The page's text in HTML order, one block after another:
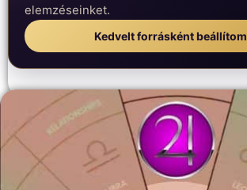
elemzéseinket.
Kedvelt forrásként beállítom